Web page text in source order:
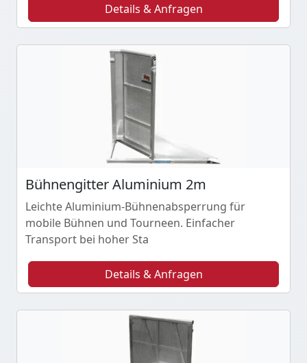
Details & Anfragen
Bühnengitter Aluminium 2m
Leichte Aluminium-Bühnenabsperrung für
mobile Bühnen und Tourneen. Einfacher
Transport bei hoher Sta
Details & Anfragen